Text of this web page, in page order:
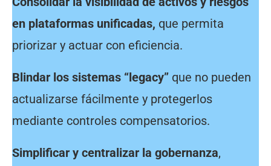
en plataformas unificadas, que permita
priorizar y actuar con eficiencia.
Blindar los sistemas “legacy” que no pueden
actualizarse fácilmente y protegerlos
mediante controles compensatorios.
Simplificar y centralizar la gobernanza,